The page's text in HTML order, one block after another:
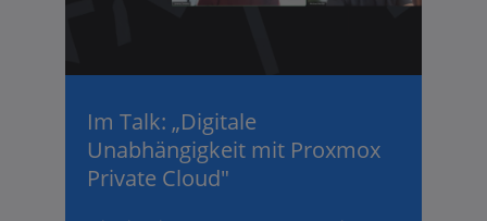
Im Talk: „Digitale
Unabhängigkeit mit Proxmox
Private Cloud"